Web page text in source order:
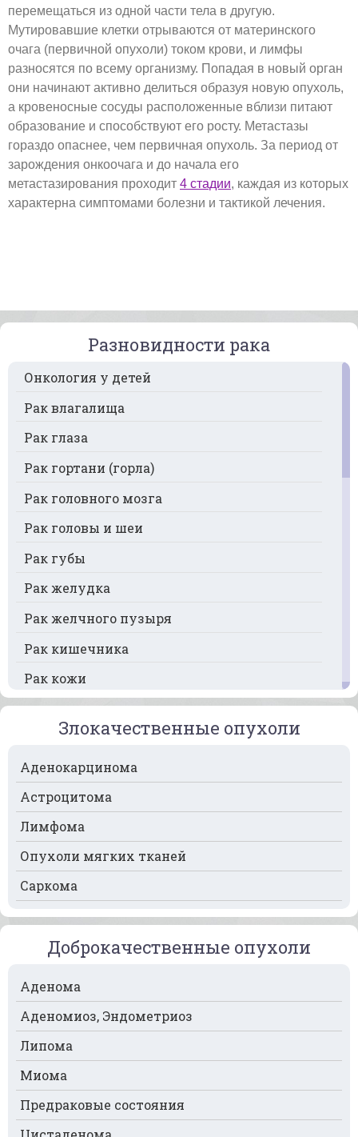
перемещаться из одной части тела в другую.
Мутировавшие клетки отрываются от материнского
очага (первичной опухоли) током крови, и лимфы
разносятся по всему организму. Попадая в новый орган
они начинают активно делиться образуя новую опухоль,
а кровеносные сосуды расположенные вблизи питают
образование и способствуют его росту. Метастазы
гораздо опаснее, чем первичная опухоль. За период от
зарождения онкоочага и до начала его
метастазирования проходит 4 стадии, каждая из которых
характерна симптомами болезни и тактикой лечения.
Разновидности рака
Онкология у детей
Рак влагалища
Рак глаза
Рак гортани (горла)
Рак головного мозга
Рак головы и шеи
Рак губы
Рак желудка
Рак желчного пузыря
Рак кишечника
Рак кожи
Рак кости
Рак крови
Рак легких
Рак лимфоузлов
Рак молочной железы
Рак мочевого пузыря
Рак носа
Рак печени
Рак пищевода
Рак поджелудочной железы
Рак предстательной железы
Рак почек
Рак селезёнки
Рак сердца
Рак спинного мозга
Злокачественные опухоли
Аденокарцинома
Астроцитома
Лимфома
Опухоли мягких тканей
Саркома
Доброкачественные опухоли
Аденома
Аденомиоз, Эндометриоз
Липома
Миома
Предраковые состояния